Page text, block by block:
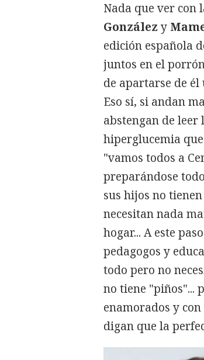
Nada que ver con
González y
edición española
juntos en el
de apartarse de
Eso sí, si andan
abstengan de
hiperglucemia
"vamos todos a
preparándose
sus hijos no
necesitan nada
hogar... A este paso
pedagogos y
todo pero no
no tiene "piños"...
enamorados y
digan que la